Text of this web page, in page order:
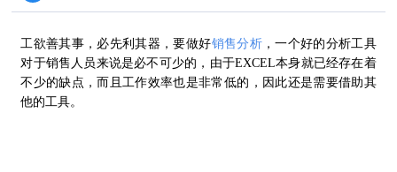
工欲善其事，必先利其器，要做好销售分析，一个好的分析工具
对于销售人员来说是必不可少的，由于EXCEL本身就已经存在着
不少的缺点，而且工作效率也是非常低的，因此还是需要借助其
他的工具。